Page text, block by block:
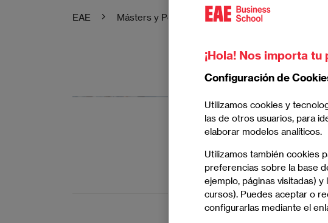
EAE Másters y Posgrados EAE Masters en
Máster en Project
Gestiona proyectos con
alcanzar objetivos de alto
BARCELONA - MADRID
¡Hola! Nos importa tu
Configuración de
Utilizamos cookies y
las de otros usuarios, para
elaborar modelos analíticos.
Utilizamos también cookies
preferencias sobre la base
ejemplo, páginas visitadas)
cursos). Puedes aceptar o
configurarlas mediante el